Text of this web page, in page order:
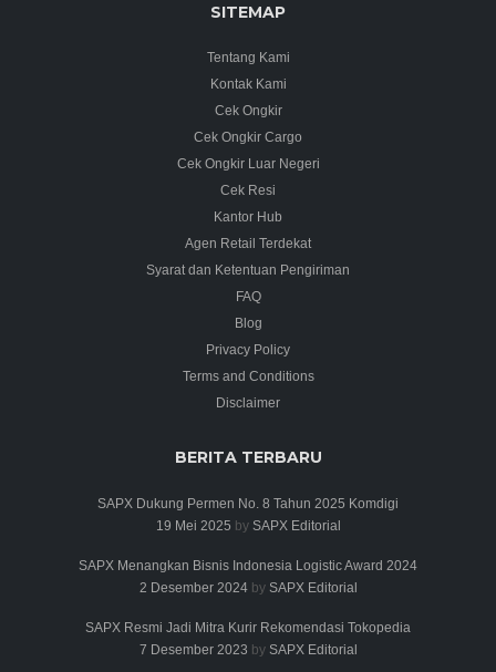
SITEMAP
Tentang Kami
Kontak Kami
Cek Ongkir
Cek Ongkir Cargo
Cek Ongkir Luar Negeri
Cek Resi
Kantor Hub
Agen Retail Terdekat
Syarat dan Ketentuan Pengiriman
FAQ
Blog
Privacy Policy
Terms and Conditions
Disclaimer
BERITA TERBARU
SAPX Dukung Permen No. 8 Tahun 2025 Komdigi
19 Mei 2025 by SAPX Editorial
SAPX Menangkan Bisnis Indonesia Logistic Award 2024
2 Desember 2024by SAPX Editorial
SAPX Resmi Jadi Mitra Kurir Rekomendasi Tokopedia
7 Desember 2023 by SAPX Editorial